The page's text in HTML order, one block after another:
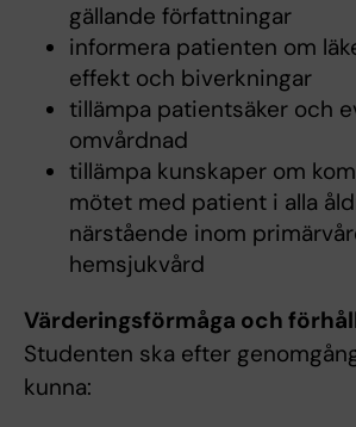
gällande författningar
informera patienten om
effekt och biverkningar
tillämpa patientsäker och
omvårdnad
tillämpa kunskaper om
mötet med patient i alla
närstående inom
hemsjukvård
Värderingsförmåga och
Studenten ska efter
kunna: